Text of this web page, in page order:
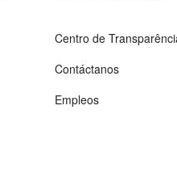
Centro de
Contáctanos
Empleos